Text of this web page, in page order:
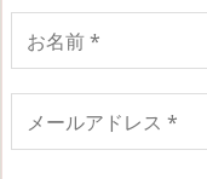
名
前
*
ル